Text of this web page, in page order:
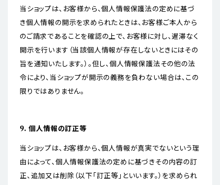
当ショップは、お客様から、個人情報保護法の定めに基づ
き個人情報の開示を求められたときは、お客様ご本人から
のご請求であることを確認の上で、お客様に対し、遅滞なく
開示を行います（当該個人情報が存在しないときにはその
旨を通知いたします。）。但し、個人情報保護法その他の法
令により、当ショップが開示の義務を負わない場合は、この
限りではありません。
9. 個人情報の訂正等
当ショップは、お客様から、個人情報が真実でないという理
由によって、個人情報保護法の定めに基づきその内容の訂
正、追加又は削除（以下「訂正等」といいます。）を求められ